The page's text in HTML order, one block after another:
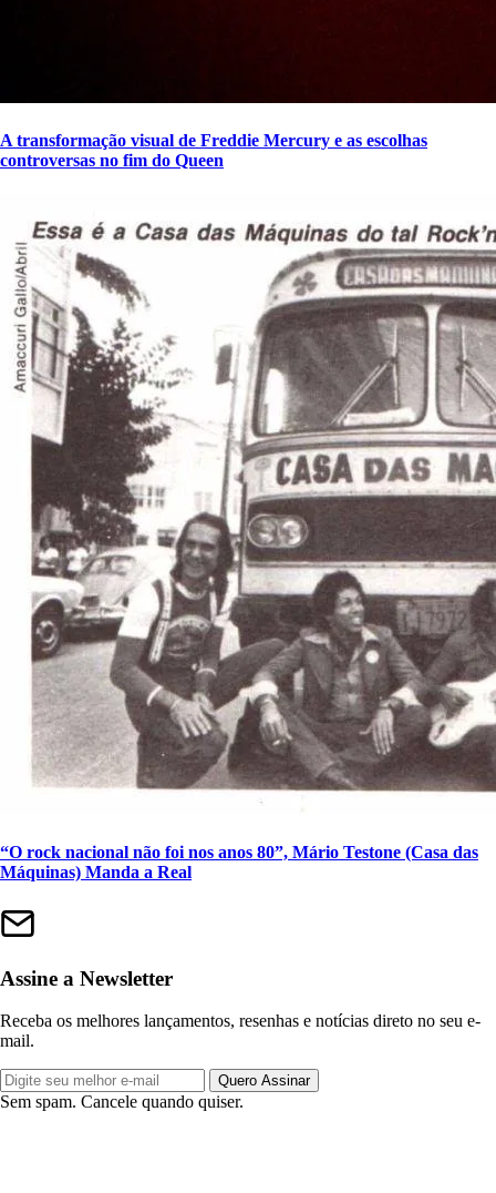
A transformação visual de Freddie Mercury e as escolhas
controversas no fim do Queen
“O rock nacional não foi nos anos 80”, Mário Testone (Casa das
Máquinas) Manda a Real
Assine a Newsletter
Receba os melhores lançamentos, resenhas e notícias direto no seu e-
mail.
Quero Assinar
Sem spam. Cancele quando quiser.